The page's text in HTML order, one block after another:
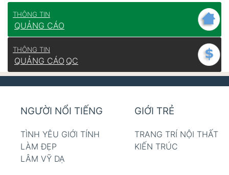
THÔNG TIN
QUẢNG CÁO
THÔNG TIN
QUẢNG CÁO QC
NGƯỜI NỔI TIẾNG
TÌNH YÊU GIỚI TÍNH
LÀM ĐẸP
LÂM VỸ DẠ
GIỚI TRẺ
TRANG TRÍ NỘI THẤT
KIẾN TRÚC